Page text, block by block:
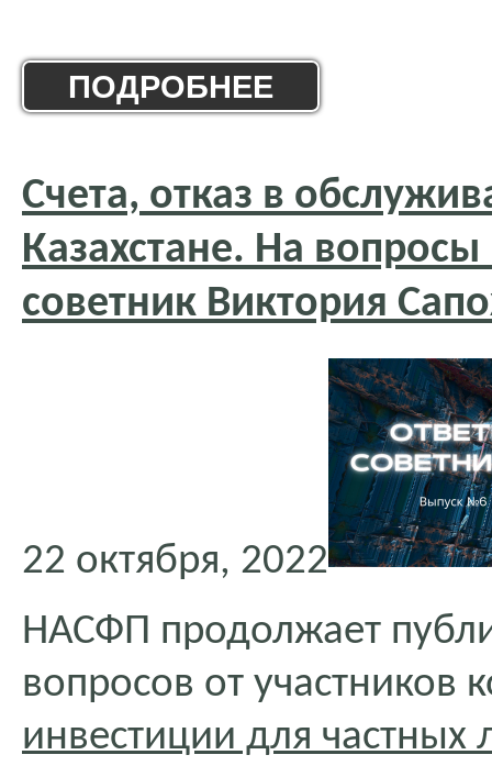
ПОДРОБНЕЕ
Счета, отказ в
Казахстане. На вопросы
советник Виктория
22 октября, 2022
НАСФП продолжает
вопросов от участников
инвестиции для частных